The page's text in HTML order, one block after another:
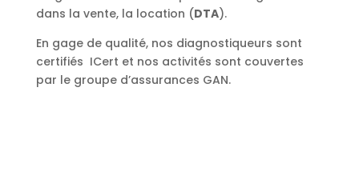
dans la vente, la location (DTA).
En gage de qualité, nos diagnostiqueurs sont
certifiés ICert et nos activités sont couvertes
par le groupe d’assurances GAN.